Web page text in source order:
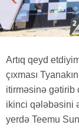
Artıq qeyd
çıxması
itirməsinə gətirib
ikinci qələbəsini
yerdə Teemu